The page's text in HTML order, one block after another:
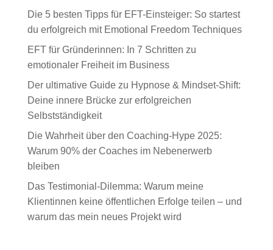
Die 5 besten Tipps für EFT-Einsteiger: So startest
du erfolgreich mit Emotional Freedom Techniques
EFT für Gründerinnen: In 7 Schritten zu
emotionaler Freiheit im Business
Der ultimative Guide zu Hypnose & Mindset-Shift:
Deine innere Brücke zur erfolgreichen
Selbstständigkeit
Die Wahrheit über den Coaching-Hype 2025:
Warum 90% der Coaches im Nebenerwerb
bleiben
Das Testimonial-Dilemma: Warum meine
Klientinnen keine öffentlichen Erfolge teilen – und
warum das mein neues Projekt wird